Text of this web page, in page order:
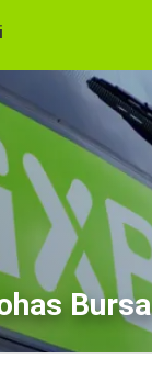
Bursa